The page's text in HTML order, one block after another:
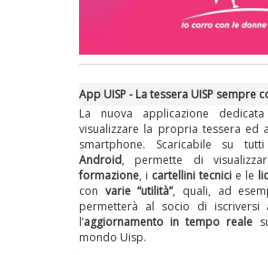
App UISP - La tessera UISP sempre
La nuova applicazione
visualizzare la propria tessera ed
smartphone. Scaricabile su
Android, permette di
formazione, i cartellini tecnici e le
con varie “utilità”, quali, ad
permetterà al socio di
l’aggiornamento in tempo reale
mondo Uisp.